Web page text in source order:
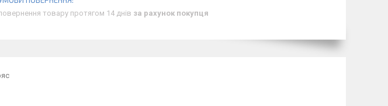
товару протягом 14 днів за рахунок покупця